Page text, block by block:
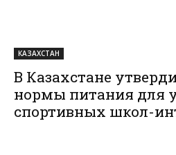
КАЗАХСТАН
В Казахстане
нормы питания для
спортивных школ-